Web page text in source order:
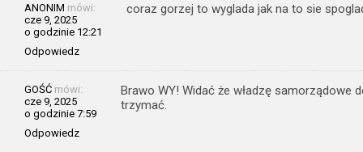
ANONIM mówi:
cze 9, 2025
o godzinie 12:21
Odpowiedz
coraz gorzej to wyglada jak na to sie
GOŚĆ mówi:
cze 9, 2025
o godzinie 7:59
Odpowiedz
Brawo WY! Widać że władzę samorządowe
trzymać.